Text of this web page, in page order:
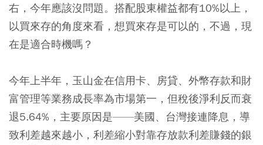
右，今年應該沒問題。搭配股東權益都有10%以上，
以買來存的角度來看，想買來存是可以的，不過，現
在是適合時機嗎？
今年上半年，玉山金在信用卡、房貸、外幣存款和財
富管理等業務成長率為市場第一，但稅後淨利反而衰
退5.64%，主要原因是——美國、台灣接連降息，導
致利差越來越小，利差縮小對靠存放款利差賺錢的銀